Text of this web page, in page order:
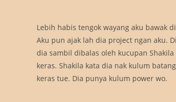
Lebih habis tengok wayang aku bawak
Aku pun ajak lah dia project ngan aku.
dia sambil dibalas oleh kucupan
keras. Shakila kata dia nak kulum
keras tue. Dia punya kulum power wo.